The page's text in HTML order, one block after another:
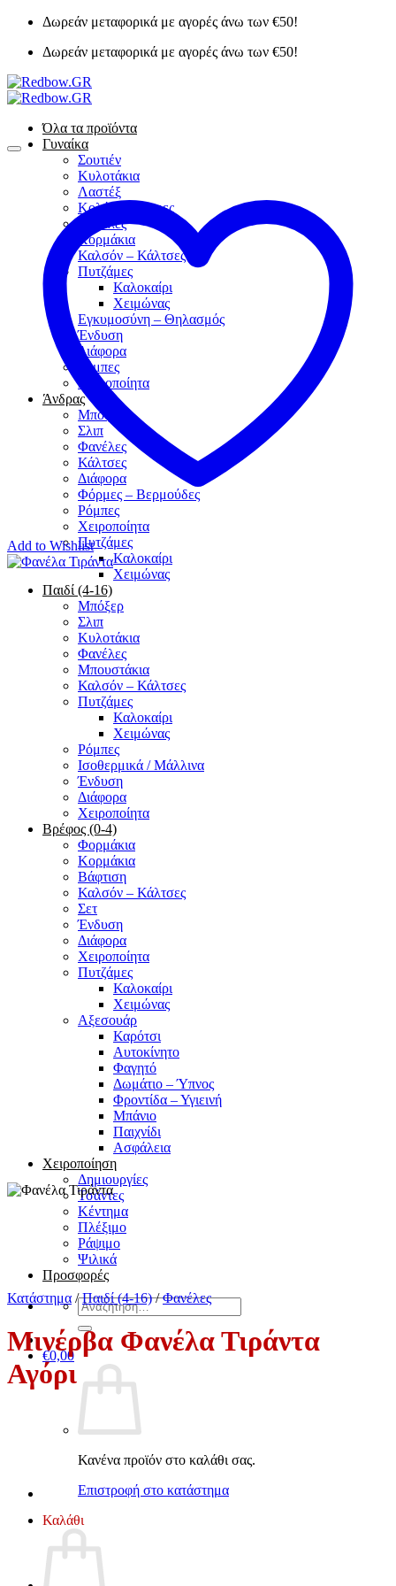
Μετάβαση
περιεχόμενο
Δωρεάν μεταφορικά με αγορές άνω των €50!
Δωρεάν μεταφορικά με αγορές άνω των €50!
Όλα τα προϊόντα
Γυναίκα
Σουτιέν
Κυλοτάκια
Λαστέξ
Κολάν – Φόρμες
Φανέλες
Κορμάκια
Καλσόν – Κάλτσες
Πυτζάμες
Καλοκαίρι
Χειμώνας
Εγκυμοσύνη – Θηλασμός
Ένδυση
Διάφορα
Ρόμπες
Χειροποίητα
Άνδρας
Μπόξερ
Σλιπ
Φανέλες
Κάλτσες
Διάφορα
Φόρμες – Βερμούδες
Ρόμπες
Χειροποίητα
Πυτζάμες
Καλοκαίρι
Χειμώνας
Παιδί (4-16)
Μπόξερ
Σλιπ
Κυλοτάκια
Φανέλες
Μπουστάκια
Καλσόν – Κάλτσες
Πυτζάμες
Καλοκαίρι
Χειμώνας
Ρόμπες
Ισοθερμικά / Μάλλινα
Ένδυση
Διάφορα
Χειροποίητα
Βρέφος (0-4)
Φορμάκια
Κορμάκια
Βάφτιση
Καλσόν – Κάλτσες
Σετ
Ένδυση
Διάφορα
Χειροποίητα
Πυτζάμες
Καλοκαίρι
Χειμώνας
Αξεσουάρ
Καρότσι
Αυτοκίνητο
Φαγητό
Δωμάτιο – Ύπνος
Φροντίδα – Υγιεινή
Μπάνιο
Παιχνίδι
Ασφάλεια
Χειροποίηση
Δημιουργίες
Τσάντες
Κέντημα
Πλέξιμο
Ράψιμο
Ψιλικά
Προσφορές
Αναζήτηση
για:
€0,00
Κανένα προϊόν στο καλάθι σας.
Επιστροφή στο κατάστημα
Καλάθι
Add to Wishlist
Κατάστημα / Παιδί (4-16) / Φανέλες
Μινέρβα Φανέλα Τιράντα
Αγόρι